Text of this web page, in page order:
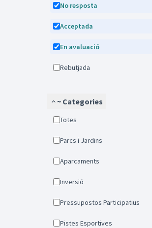
No resposta
Acceptada
En avaluació
Rebutjada
~ Categories
Totes
Parcs i Jardins
Aparcaments
Inversió
Pressupostos Participatius
Pistes Esportives